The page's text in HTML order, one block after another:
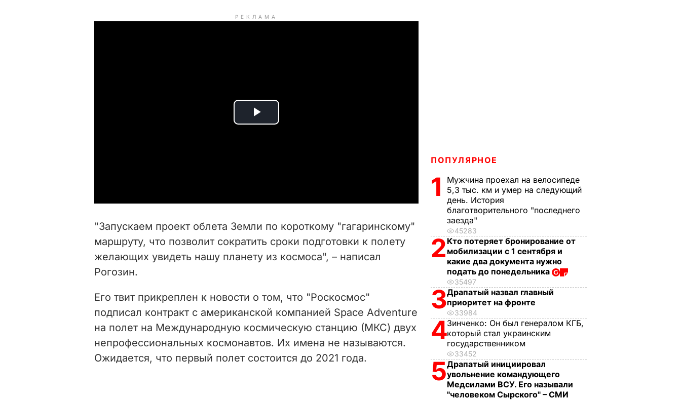
РЕКЛАМА
P
i
d
o
"Запускаем проект облета Земли по короткому "гагаринскому"
маршруту, что позволит сократить сроки подготовки к полету
желающих увидеть нашу планету из космоса", – написал
Рогозин.
Его твит прикреплен к новости о том, что "Роскосмос"
подписал контракт с американской компанией Space Adventure
на полет на Международную космическую станцию (МКС) двух
непрофессиональных космонавтов. Их имена не называются.
Ожидается, что первый полет состоится до 2021 года.
ПОПУЛЯРНОЕ
1
Мужчина проехал на велосипеде
5,3 тыс. км и умер на следующий
день. История
благотворительного "последнего
заезда"
45283
2 Кто потеряет бронирование от
мобилизации с 1 сентября и
какие два документа нужно
подать до понедельника
35497
3Драпатый назвал главный
приоритет на фронте
33984
4Зинченко: Он был генералом КГБ,
который стал украинским
государственником
33452
5Драпатый инициировал
увольнение командующего
Медсилами ВСУ. Его называли
"человеком Сырского" – СМИ